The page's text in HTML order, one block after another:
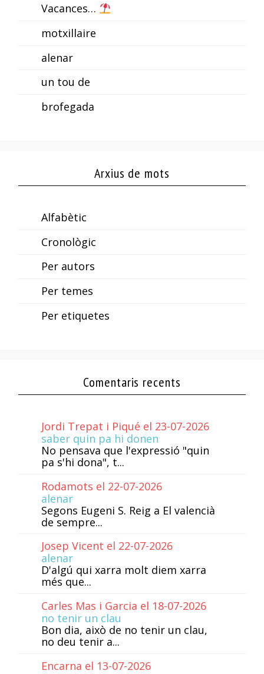
Vacances…
motxillaire
alenar
un tou de
brofegada
Arxius de mots
Alfabètic
Cronològic
Per autors
Per temes
Per etiquetes
Comentaris recents
Jordi Trepat i Piqué el 23-07-2026
saber quin pa hi donen
No pensava que l'expressió "quin
pa s'hi dona", t...
Rodamots el 22-07-2026
alenar
Segons Eugeni S. Reig a El valencià
de sempre...
Josep Vicent el 22-07-2026
alenar
D'algú qui xarra molt diem xarra
més que...
Carles Mas i Garcia el 18-07-2026
no tenir un clau
Bon dia, això de no tenir un clau,
no deu tenir a...
Encarna el 13-07-2026